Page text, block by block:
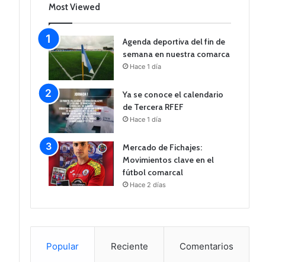
Most Viewed
Agenda deportiva del fin de
semana en nuestra comarca
Hace 1 día
Ya se conoce el calendario
de Tercera RFEF
Hace 1 día
Mercado de Fichajes:
Movimientos clave en el
fútbol comarcal
Hace 2 días
Popular Reciente Comentarios